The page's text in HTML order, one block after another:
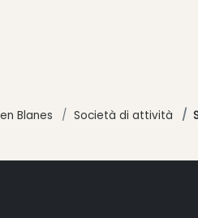
Blanes Società di attività